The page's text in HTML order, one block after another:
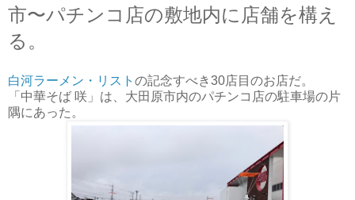
市〜パチンコ店の敷地内に店舗を構え
る。
白河ラーメン・リスト の記念すべき30店目のお店だ。
「中華そば 咲」 は、大田原市内のパチンコ店の駐車場の片
隅にあった。